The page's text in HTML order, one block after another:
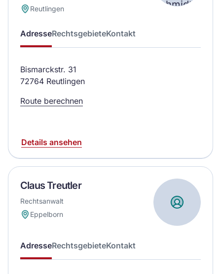
Reutlingen
AdresseRechtsgebieteKontakt
Bismarckstr. 31
72764 Reutlingen
Route berechnen
Details ansehen
Claus Treutler
Rechtsanwalt
Eppelborn
AdresseRechtsgebieteKontakt